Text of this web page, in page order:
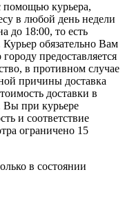
помощью курьера,
в любой день недели
до 18:00, то есть
обязательно Вам
предоставляется
в противном случае
причины доставка
доставки в
Вы при курьере
и соответствие
ограничено 15
в состоянии